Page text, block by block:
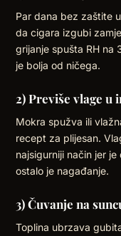
Par dana bez zaštite
da cigara izgubi
grijanje spušta RH na
je bolja od ničega.
2) Previše vlage
Mokra spužva ili
recept za plijesan.
najsigurniji način jer
ostalo je nagađanje.
3) Čuvanje na
Toplina ubrzava